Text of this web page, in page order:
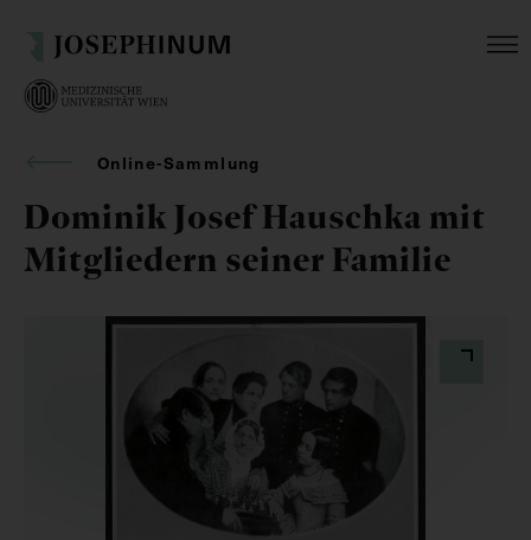
Online-Sammlung
Dominik Josef Hauschka mit
Mitgliedern seiner Familie